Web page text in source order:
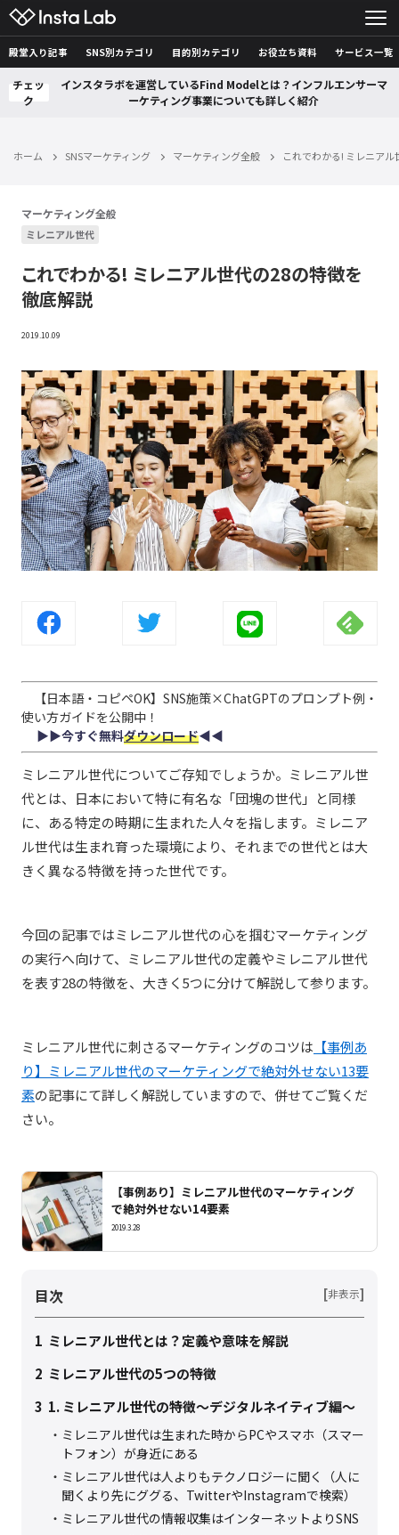
殿堂入り記事 SNS別カテゴリ 目的別カテゴリ お役立ち資料 サービス一覧
チェッ
ク
インスタラボを運営しているFind Modelとは？インフルエンサーマ
ーケティング事業についても詳しく紹介
ホーム SNSマーケティング マーケティング全般 これでわかる! ミレニア
マーケティング全般
ミレニアル世代
これでわかる! ミレニアル世代の28の特徴を
徹底解説
2019.10.09
【日本語・コピペOK】SNS施策×ChatGPTのプロンプト例・
使い方ガイドを公開中！
▶︎▶︎今すぐ無料ダウンロード◀︎◀︎
ミレニアル世代についてご存知でしょうか。ミレニアル世
代とは、日本において特に有名な「団塊の世代」と同様
に、ある特定の時期に生まれた人々を指します。ミレニア
ル世代は生まれ育った環境により、それまでの世代とは大
きく異なる特徴を持った世代です。
今回の記事ではミレニアル世代の心を掴むマーケティング
の実行へ向けて、ミレニアル世代の定義やミレニアル世代
を表す28の特徴を、大きく5つに分けて解説して参ります。
ミレニアル世代に刺さるマーケティングのコツは 【事例あ
り】ミレニアル世代のマーケティングで絶対外せない13要
素の記事にて詳しく解説していますので、併せてご覧くだ
さい。
【事例あり】ミレニアル世代のマーケティング
で絶対外せない14要素
2019.3.28
目次 [非表示]
1 ミレニアル世代とは？定義や意味を解説
2 ミレニアル世代の5つの特徴
3 1. ミレニアル世代の特徴～デジタルネイティブ編～
ミレニアル世代は生まれた時からPCやスマホ（スマー
トフォン）が身近にある
ミレニアル世代は人よりもテクノロジーに聞く（人に
聞くより先にググる、TwitterやInstagramで検索）
ミレニアル世代の情報収集はインターネットよりSNS